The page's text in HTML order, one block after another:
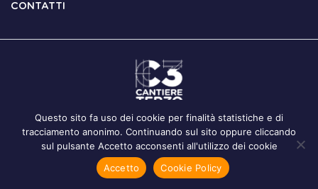
CONTATTI
Il sito è di proprietà di Incorso srl con sede legale in Roma – via
Aniene, 14 – 00198 Roma, Codice fiscale 12486561009
Questo sito fa uso dei cookie per finalità statistiche e di
tracciamento anonimo. Continuando sul sito oppure cliccando
sul pulsante Accetto acconsenti all'utilizzo dei cookie
Accetto
Cookie Policy